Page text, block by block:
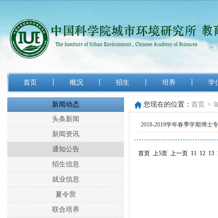
首页 概况 招生 培养 学
新闻动态
头条新闻
新闻资讯
通知公告
招生信息
就业信息
夏令营
联合培养
您现在的位置： 首页 >
·2018-2019学年春季学期博士
首页 上5页 上一页 11 12 13